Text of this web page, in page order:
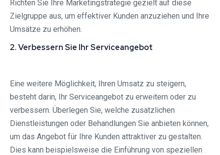
Richten Sie Ihre Marketingstrategie gezielt auf diese
Zielgruppe aus, um effektiver Kunden anzuziehen und Ihre
Umsätze zu erhöhen.
2. Verbessern Sie Ihr Serviceangebot
Eine weitere Möglichkeit, Ihren Umsatz zu steigern,
besteht darin, Ihr Serviceangebot zu erweitern oder zu
verbessern. Überlegen Sie, welche zusätzlichen
Dienstleistungen oder Behandlungen Sie anbieten können,
um das Angebot für Ihre Kunden attraktiver zu gestalten.
Dies kann beispielsweise die Einführung von speziellen